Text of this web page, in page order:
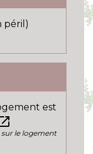
péril)
est
le logement